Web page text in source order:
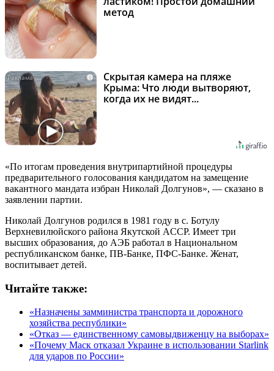
метод
i
Скрытая камера на пляже
Крыма: Что люди вытворяют,
когда их не видят...
«По итогам проведения внутрипартийной процедуры
предварительного голосования кандидатом на замещение
вакантного мандата избран Николай Долгунов», — сказано в
заявлении партии.
Николай Долгунов родился в 1981 году в с. Ботулу
Верхневилюйского района Якутской ACCP. Имеет три
высших образования, до АЭБ работал в Национальном
республиканском банке, ПВ-Банке, ПФС-Банке. Женат,
воспитывает детей.
Читайте также:
«Назначены замминистра транспорта и дорожного
хозяйства республики»
«Отказ — единственному самовыдвиженцу на выборах»
«Почему Маск отказал Украине в использовании Starlink
для ударов по России»